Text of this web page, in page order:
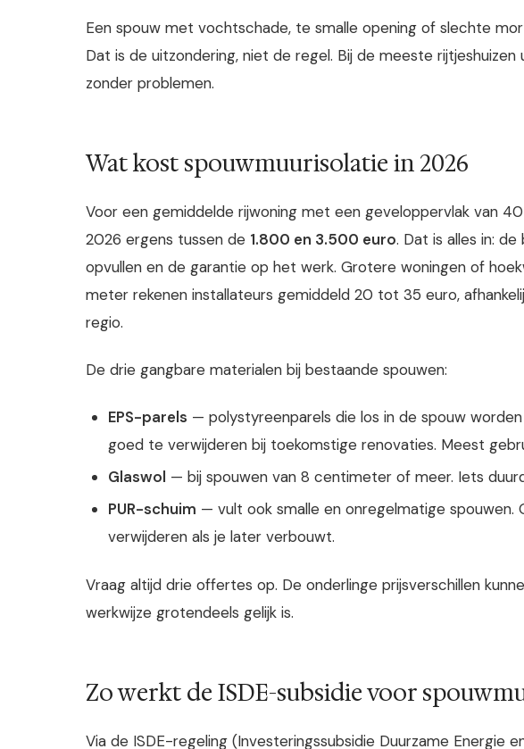
Een spouw met vochtschade, te smalle opening of slechte
Dat is de uitzondering, niet de regel. Bij de meeste
zonder problemen.
Wat kost spouwmuurisolatie in 2026
Voor een gemiddelde rijwoning met een geveloppervlak van
2026 ergens tussen de 1.800 en 3.500 euro. Dat is alles in:
opvullen en de garantie op het werk. Grotere woningen of
meter rekenen installateurs gemiddeld 20 tot 35 euro,
regio.
De drie gangbare materialen bij bestaande spouwen:
EPS-parels — polystyreenparels die los in de spouw
goed te verwijderen bij toekomstige renovaties. Meest
Glaswol — bij spouwen van 8 centimeter of meer. Iets
PUR-schuim — vult ook smalle en onregelmatige spouwen.
verwijderen als je later verbouwt.
Vraag altijd drie offertes op. De onderlinge prijsverschillen
werkwijze grotendeels gelijk is.
Zo werkt de ISDE-subsidie voor
Via de ISDE-regeling (Investeringssubsidie Duurzame Energie